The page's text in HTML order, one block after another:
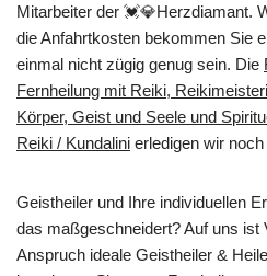
Mitarbeiter der 💓️💎Herzdiamant.
die Anfahrtkosten bekommen Sie
einmal nicht zügig genug sein. Die
Fernheilung mit Reiki,
Körper, Geist und Seele und
Reiki / Kundalini erledigen wir
Geistheiler und Ihre individuellen
das maßgeschneidert? Auf uns ist
Anspruch ideale Geistheiler &